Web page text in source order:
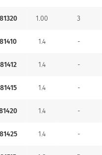
favoritos
1.00 3
favoritos
1.4 -
favoritos
1.4 -
favoritos
1.4 -
favoritos
1.4 -
favoritos
1.4 -
favoritos